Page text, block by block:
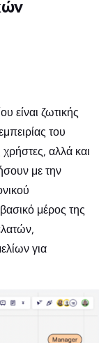
είναι ζωτικής
του
αλλά και
με την
μέρος της
για